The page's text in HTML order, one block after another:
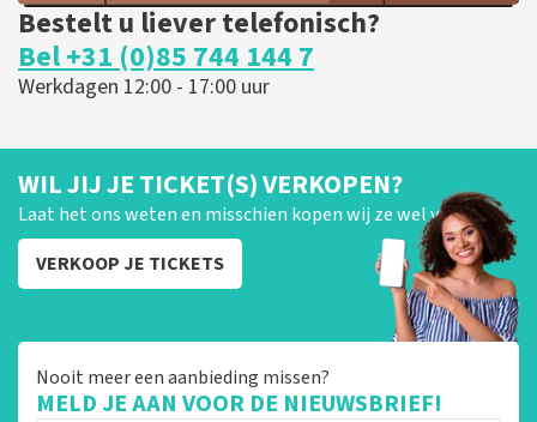
Bestelt u liever telefonisch?
Bel +31 (0)85 744 144 7
Werkdagen 12:00 - 17:00 uur
WIL JIJ JE TICKET(S) VERKOPEN?
Laat het ons weten en misschien kopen wij ze wel van je!
VERKOOP JE TICKETS
Nooit meer een aanbieding missen?
MELD JE AAN VOOR DE NIEUWSBRIEF!